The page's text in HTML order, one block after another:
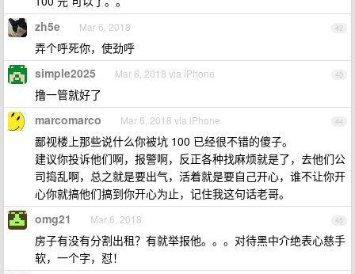
42
zh5e Mar 6, 2018
弄个呼死你，使劲呼
43
simple2025 Mar 6, 2018 via iPhone
撸一管就好了
44
marcomarco Mar 6, 2018 via iPhone
鄙视楼上那些说什么你被坑 100 已经很不错的傻子。
建议你投诉他们啊，报警啊，反正各种找麻烦就是了，去他们公
司捣乱啊，总之就是要出气，活着就是要自己开心，谁不让你开
心你就搞他们搞到你开心为止，记住我这句话老哥。
45
omg21 Mar 6, 2018
房子有没有分割出租？有就举报他。。。对待黑中介绝表心慈手
软，一个字，怼！